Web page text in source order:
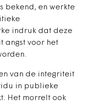
bekend, en werkte
indruk dat deze
angst voor het
van de integriteit
in publieke
Het morrelt ook